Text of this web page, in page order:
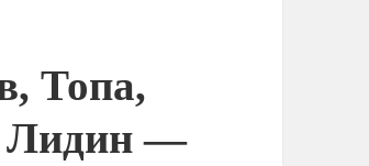
Топа,
Лидин —